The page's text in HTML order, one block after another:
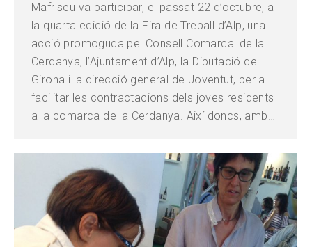
Mafriseu va participar, el passat 22 d’octubre, a
la quarta edició de la Fira de Treball d’Alp, una
acció promoguda pel Consell Comarcal de la
Cerdanya, l’Ajuntament d’Alp, la Diputació de
Girona i la direcció general de Joventut, per a
facilitar les contractacions dels joves residents
a la comarca de la Cerdanya. Així doncs, amb…